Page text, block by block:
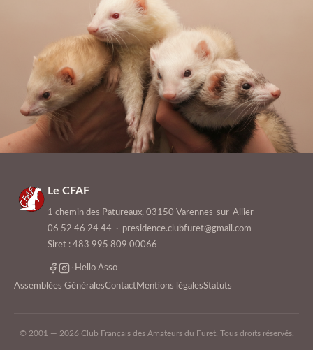
Le CFAF
1 chemin des Patureaux, 03150 Varennes-sur-Allier
06 52 46 24 44 · presidence.clubfuret@gmail.com
Siret : 483 995 809 00066
· Hello Asso
Assemblées GénéralesContactMentions légalesStatuts
© 2001 — 2026 Club Français des Amateurs du Furet. Tous droits réservés.